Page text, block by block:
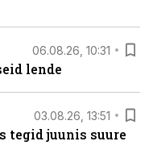
06.08.26, 10:31
lende
03.08.26, 13:51
tegid juunis suure